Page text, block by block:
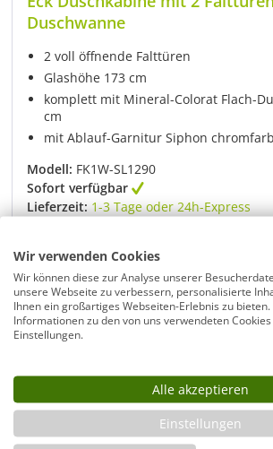
Duschwanne
2 voll öffnende Falttüren
Glashöhe 173 cm
komplett mit Mineral-Colorat Flach-
cm
mit Ablauf-Garnitur Siphon
Modell: FK1W-SL1290
Sofort verfügbar
Lieferzeit: 1-3 Tage oder 24h-Express
Artikel ansehen
Wir verwenden Cookies
Wir können diese zur Analyse unserer
unsere Webseite zu verbessern, personalisierte
Ihnen ein großartiges Webseiten-Erlebnis zu
Informationen zu den von uns verwendeten
Einstellungen.
Alle akzeptieren
Einstellungen